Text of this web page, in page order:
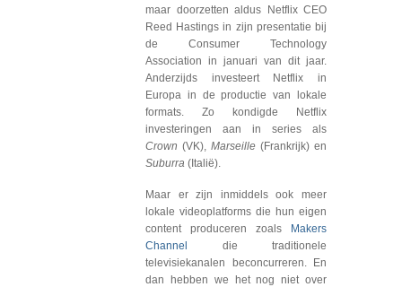
maar doorzetten aldus Netflix CEO
Reed Hastings in zijn presentatie bij
de Consumer Technology
Association in januari van dit jaar.
Anderzijds investeert Netflix in
Europa in de productie van lokale
formats. Zo kondigde Netflix
investeringen aan in series als
Crown (VK), Marseille (Frankrijk) en
Suburra (Italië).
Maar er zijn inmiddels ook meer
lokale videoplatforms die hun eigen
content produceren zoals
Makers
Channel
die traditionele
televisiekanalen beconcurreren. En
dan hebben we het nog niet over